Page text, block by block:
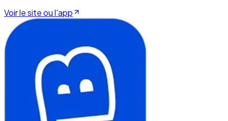
Voir le site ou l'app